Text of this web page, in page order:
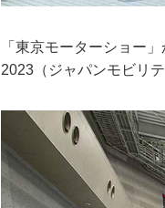
「東京モーターショー
2023（ジャパンモビリ